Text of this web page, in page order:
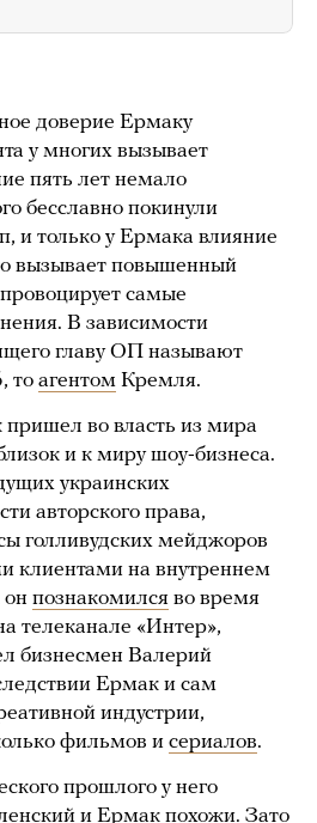
доверие Ермаку
у многих вызывает
пять лет немало
бесславно покинули
и только у Ермака влияние
вызывает повышенный
самые
В зависимости
главу ОП называют
то агентом Кремля.
во власть из мира
и к миру шоу-бизнеса.
украинских
авторского права,
голливудских мейджоров
клиентами на внутреннем
познакомился во время
телеканале «Интер»,
бизнесмен Валерий
Ермак и сам
индустрии,
фильмов и сериалов.
прошлого у него
и Ермак похожи. Зато